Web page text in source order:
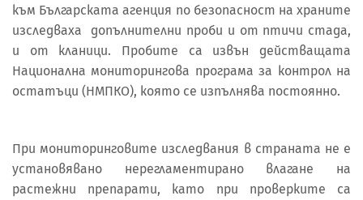
към Българската агенция по безопасност на храните
изследваха допълнителни проби и от птичи стада,
и от кланици. Пробите са извън действащата
Национална мониторингова програма за контрол на
остатъци (НМПКО), която се изпълнява постоянно.
При мониторинговите изследвания в страната не е
установявано нерегламентирано влагане на
растежни препарати, като при проверките са